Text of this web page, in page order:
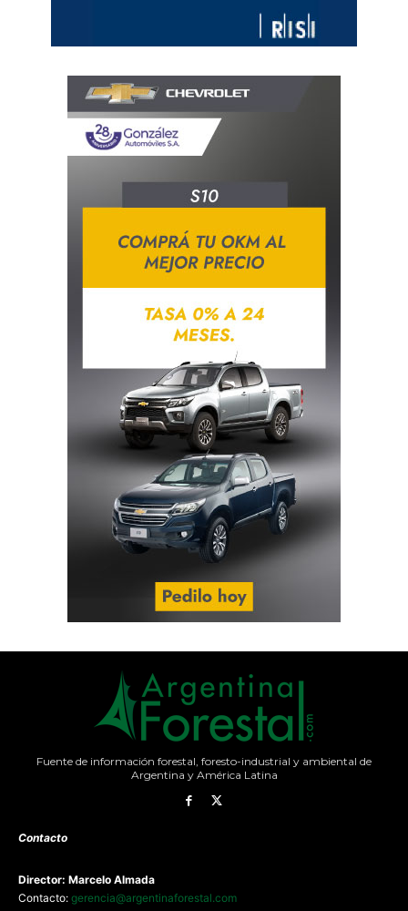
Fuente de información forestal, foresto-industrial y ambiental de
Argentina y América Latina
Contacto
Director: Marcelo Almada
Contacto: gerencia@argentinaforestal.com